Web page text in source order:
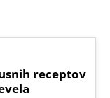
receptov